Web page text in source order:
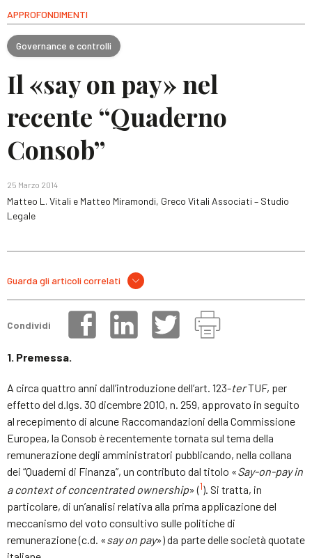
APPROFONDIMENTI
Governance e controlli
Il «say on pay» nel
recente “Quaderno
Consob”
25 Marzo 2014
Matteo L. Vitali e Matteo Miramondi, Greco Vitali Associati – Studio
Legale
Guarda gli articoli correlati
Condividi
1. Premessa.
A circa quattro anni dall’introduzione dell’art. 123-terTUF, per
effetto del d.lgs. 30 dicembre 2010, n. 259, approvato in seguito
al recepimento di alcune Raccomandazioni della Commissione
Europea, la Consob è recentemente tornata sul tema della
remunerazione degli amministratori pubblicando, nella collana
dei “Quaderni di Finanza”, un contributo dal titolo «Say-on-payin
acontextofconcentratedownership» (1). Si tratta, in
particolare, di un’analisi relativa alla prima applicazione del
meccanismo del voto consultivo sulle politiche di
remunerazione (c.d. «sayon pay») da parte delle società quotate